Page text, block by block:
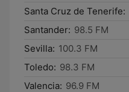
Santa Cruz de Tenerife:
Santander: 98.5 FM
Sevilla: 100.3 FM
Toledo: 98.3 FM
Valencia: 96.9 FM